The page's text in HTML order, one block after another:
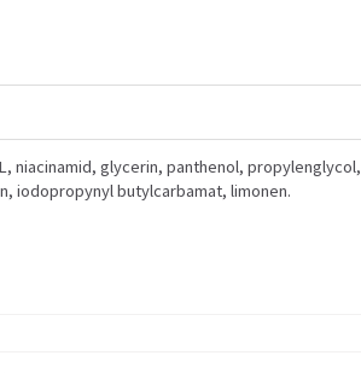
niacinamid, glycerin, panthenol, propylenglycol,
iodopropynyl butylcarbamat, limonen.